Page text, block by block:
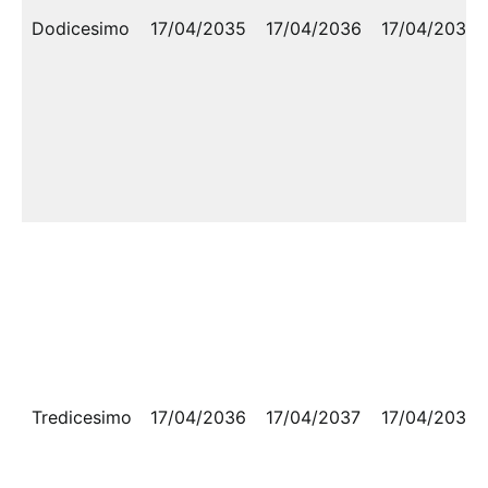
Dodicesimo 17/04/2035 17/04/2036 17/04/2036
Tredicesimo 17/04/2036 17/04/2037 17/04/2037